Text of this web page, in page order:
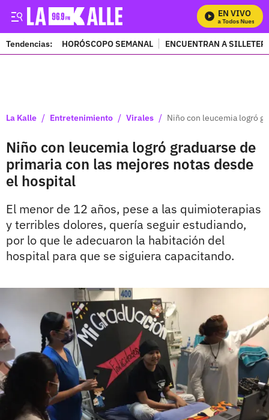
EN VIVO
Mira Todos Nuestros
Tendencias: HORÓSCOPO SEMANAL ENCUENTRAN A
La Kalle / Entretenimiento / Virales / Niño con leucemia logró
Niño con leucemia logró graduarse de
primaria con las mejores notas desde
el hospital
El menor de 12 años, pese a las quimioterapias
y terribles dolores, quería seguir estudiando,
por lo que le adecuaron la habitación del
hospital para que se siguiera capacitando.